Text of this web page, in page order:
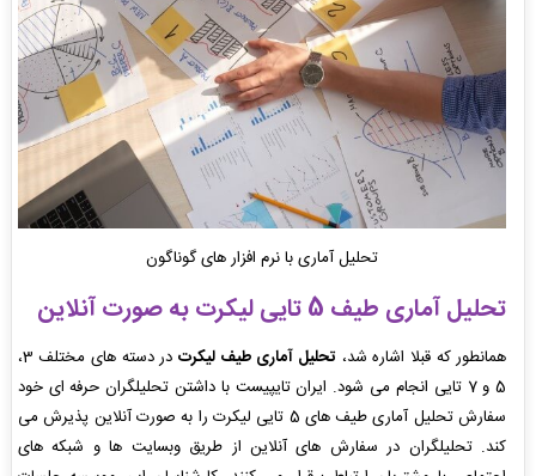
تحلیل آماری با نرم افزار های گوناگون
تحلیل آماری طیف 5 تایی لیکرت به صورت آنلاین
همانطور که قبلا اشاره شد، تحلیل آماری طیف لیکرت
در دسته های مختلف 3،
5 و 7 تایی انجام می شود. ایران تایپیست با داشتن تحلیلگران حرفه ای خود
سفارش تحلیل آماری طیف های 5 تایی لیکرت را به صورت آنلاین پذیرش می
کند. تحلیلگران در سفارش های آنلاین از طریق وبسایت ها و شبکه های